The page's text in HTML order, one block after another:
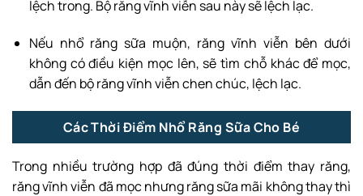
lệch trong. Bộ răng vĩnh viễn sau này sẽ lệch lạc.
Nếu nhổ răng sữa muộn, răng vĩnh viễn bên dưới
không có điều kiện mọc lên, sẽ tìm chỗ khác để mọc,
dẫn đến bộ răng vĩnh viễn chen chúc, lệch lạc.
Các Thời Điểm Nhổ Răng Sữa Cho Bé
Trong nhiều trường hợp đã đúng thời điểm thay răng,
răng vĩnh viễn đã mọc nhưng răng sữa mãi không thay thì